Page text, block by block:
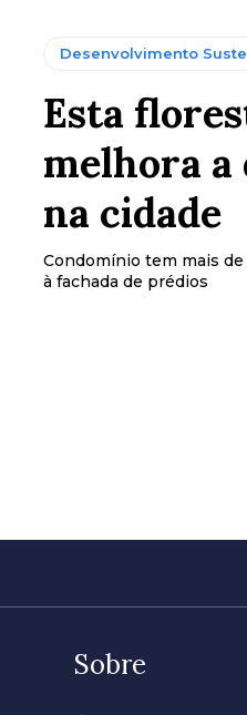
Desenvolvimento
Esta
melhora a
na cidade
Condomínio tem mais
à fachada de prédios
Sobre